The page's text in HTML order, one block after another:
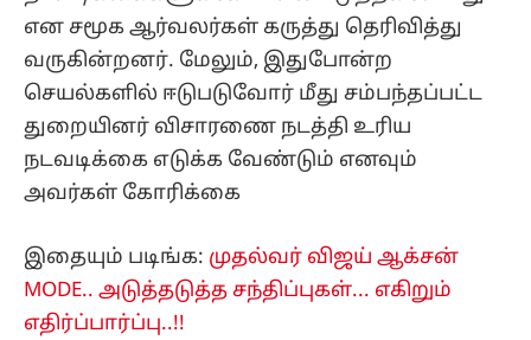
என சமூக ஆர்வலர்கள் கருத்து தெரிவித்து
வருகின்றனர். மேலும், இதுபோன்ற
செயல்களில் ஈடுபடுவோர் மீது சம்பந்தப்பட்ட
துறையினர் விசாரணை நடத்தி உரிய
நடவடிக்கை எடுக்க வேண்டும் எனவும்
அவர்கள் கோரிக்கை
இதையும் படிங்க: முதல்வர் விஜய் ஆக்சன்
MODE.. அடுத்தடுத்த சந்திப்புகள்... எகிறும்
எதிர்ப்பார்ப்பு..!!